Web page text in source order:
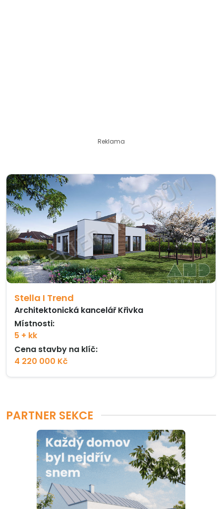
Reklama
Stella I Trend
Architektonická kancelář Křivka
Místnosti:
5 + kk
Cena stavby na klíč:
4 220 000 Kč
PARTNER SEKCE